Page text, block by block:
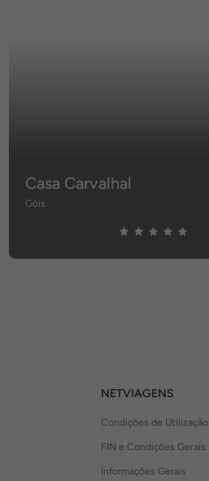
Casa Carvalhal
Góis
NETVIAGENS
Condições de Utilização
FIN e Condições Gerais
Informações Gerais